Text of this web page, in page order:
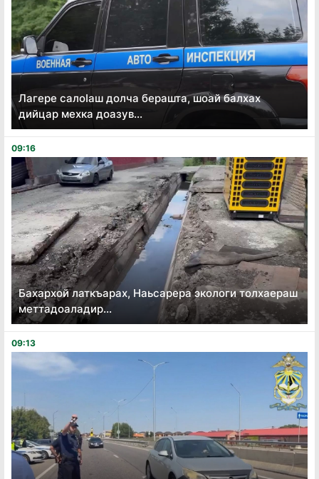
Лагере салоӏаш долча берашта, шоай балхах
дийцар мехка доазув...
09:16
Бахархой латкъарах, Наьсарера экологи толхаераш
меттадоаладир...
09:13